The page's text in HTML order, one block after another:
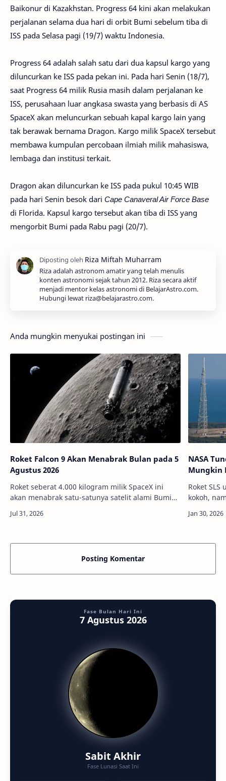
Baikonur di Kazakhstan. Progress 64 kini akan melakukan
perjalanan selama dua hari di orbit Bumi sebelum tiba di
ISS pada Selasa pagi (19/7) waktu Indonesia.
Progress 64 adalah salah satu dari dua kapsul kargo yang
diluncurkan ke ISS pada pekan ini. Pada hari Senin (18/7),
saat Progress 64 milik Rusia masih dalam perjalanan ke
ISS, perusahaan luar angkasa swasta yang berbasis di AS
SpaceX akan meluncurkan sebuah kapal kargo lain yang
tak berawak bernama Dragon. Kargo milik SpaceX tersebut
membawa kumpulan percobaan ilmiah milik mahasiswa,
lembaga dan institusi terkait.
Dragon akan diluncurkan ke ISS pada pukul 10:45 WIB
pada hari Senin besok dari Cape Canaveral Air Force Base
di Florida. Kapsul kargo tersebut akan tiba di ISS yang
mengorbit Bumi pada Rabu pagi (20/7).
Riza adalah astronom amatir yang telah menulis
konten astronomi sejak tahun 2012. Riza secara aktif
menjadi mentor kelas astronomi di BelajarAstro.com.
Hubungi lewat riza@belajarastro.com.
Anda mungkin menyukai postingan ini
Roket Falcon 9 Akan Menabrak Bulan pada 5
Agustus 2026
Roket seberat 4.000 kilogram milik SpaceX ini
akan menabrak satu-satunya satelit alami Bumi
SideInfoAstronomy - Pada Januari 2025 silam,
NASA
Mungkin
Roket
kokoh,
kembali
Posting Komentar
Fase Bulan Hari Ini
7 Agustus 2026
Sabit Akhir
Fase Lunasi Saat Ini